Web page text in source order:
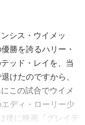
シス・ウイメッ
勝を誇るハリー・
ッド・レイを、当
けたのですから、
この試合でウイメ
ディ・ローリー少
後に映画『グレイテ